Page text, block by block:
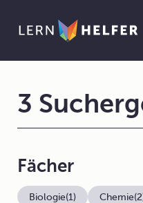
3
Fächer
Biologie(1) Chemie